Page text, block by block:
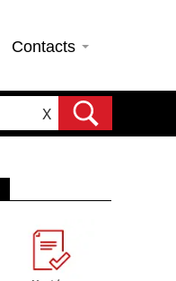
Contacts
X